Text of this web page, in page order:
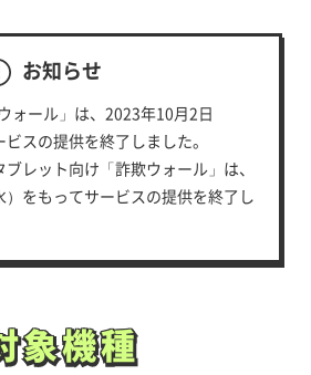
お知らせ
ォール」は、2023年10月2日
ビスの提供を終了しました。
レット向け「詐欺ウォール」は、
をもってサービスの提供を終了し
象機種
象機種